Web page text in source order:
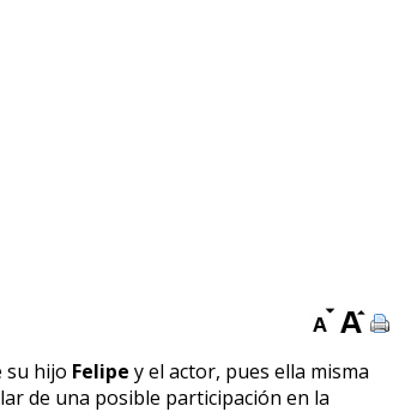
su hijo Felipe y el actor, pues ella misma
de una posible participación en la